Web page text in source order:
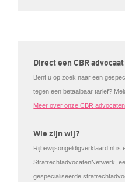
Direct een CBR
Bent u op zoek naar een
tegen een betaalbaar tarief?
Meer over onze CBR
Wie zijn wij?
Rijbewijsongeldigverklaard.nl is
StrafrechtadvocatenNetwerk,
gespecialiseerde